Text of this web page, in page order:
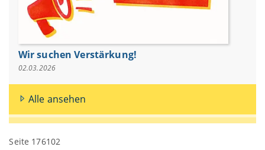
Wir suchen Verstärkung!
02.03.2026
Alle ansehen
Seite 176102